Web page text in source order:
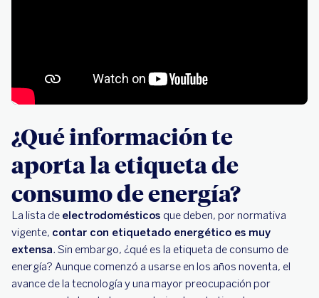
¿Qué información te
aporta la etiqueta de
consumo de energía?
La lista de electrodomésticos que deben, por normativa
vigente, contar con etiquetado energético es muy
extensa. Sin embargo, ¿qué es la etiqueta de consumo de
energía? Aunque comenzó a usarse en los años noventa, el
avance de la tecnología y una mayor preocupación por